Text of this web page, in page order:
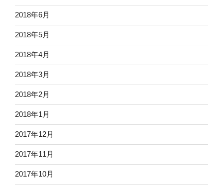
2018年6月
2018年5月
2018年4月
2018年3月
2018年2月
2018年1月
2017年12月
2017年11月
2017年10月